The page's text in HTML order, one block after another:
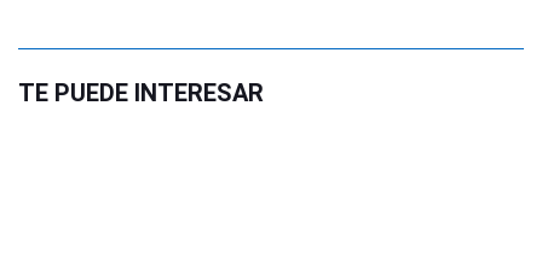
TE PUEDE INTERESAR